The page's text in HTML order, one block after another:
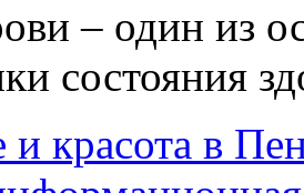
– один из
состояния
и красота в